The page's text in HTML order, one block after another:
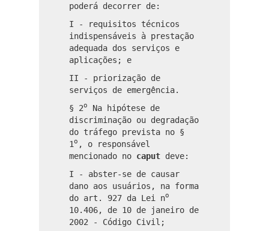
poderá decorrer de:
I - requisitos técnicos
indispensáveis à prestação
adequada dos serviços e
aplicações; e
II - priorização de
serviços de emergência.
§ 2o
Na hipótese de
discriminação ou degradação
do tráfego prevista no §
1o , o responsável
mencionado no caput deve:
I - abster-se de causar
dano aos usuários, na forma
do art. 927 da Lei no
10.406, de 10 de janeiro de
2002 - Código Civil;